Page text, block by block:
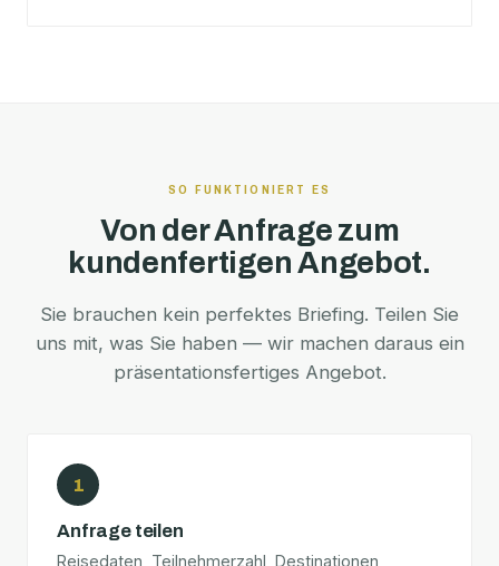
SO FUNKTIONIERT ES
Von der Anfrage zum
kundenfertigen Angebot.
Sie brauchen kein perfektes Briefing. Teilen Sie
uns mit, was Sie haben — wir machen daraus ein
präsentationsfertiges Angebot.
1
Anfrage teilen
Reisedaten, Teilnehmerzahl, Destinationen,